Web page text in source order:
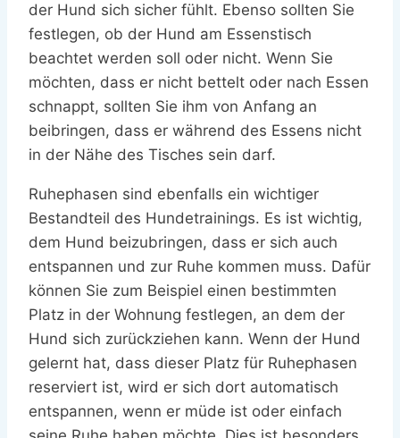
der Hund sich sicher fühlt. Ebenso sollten Sie
festlegen, ob der Hund am Essenstisch
beachtet werden soll oder nicht. Wenn Sie
möchten, dass er nicht bettelt oder nach Essen
schnappt, sollten Sie ihm von Anfang an
beibringen, dass er während des Essens nicht
in der Nähe des Tisches sein darf.
Ruhephasen sind ebenfalls ein wichtiger
Bestandteil des Hundetrainings. Es ist wichtig,
dem Hund beizubringen, dass er sich auch
entspannen und zur Ruhe kommen muss. Dafür
können Sie zum Beispiel einen bestimmten
Platz in der Wohnung festlegen, an dem der
Hund sich zurückziehen kann. Wenn der Hund
gelernt hat, dass dieser Platz für Ruhephasen
reserviert ist, wird er sich dort automatisch
entspannen, wenn er müde ist oder einfach